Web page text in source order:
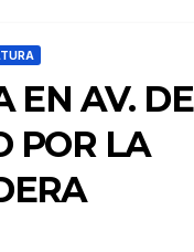
EN AV. DE
POR LA